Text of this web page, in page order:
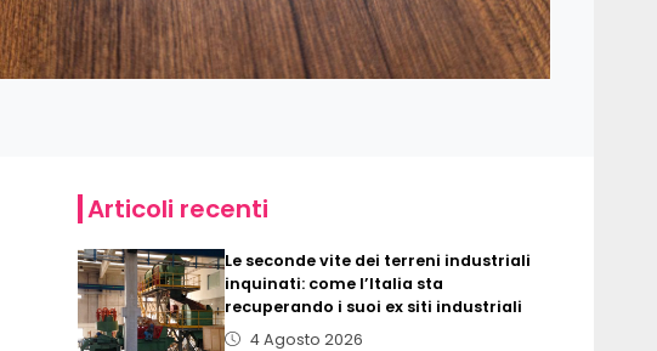
Articoli recenti
Le seconde vite dei terreni industriali
inquinati: come l’Italia sta
recuperando i suoi ex siti industriali
4 Agosto 2026